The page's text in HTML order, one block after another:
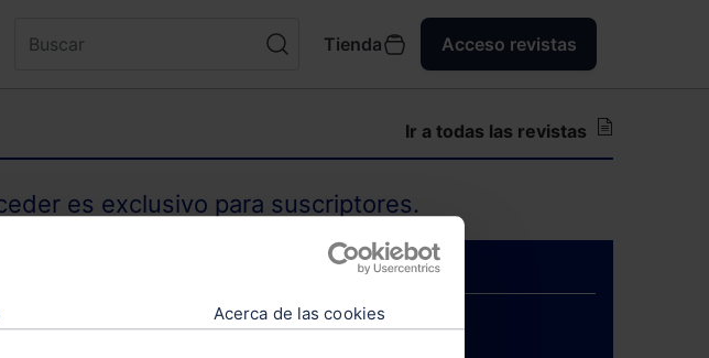
Acerca de las cookies
Tienda Acceso revistas
Ir a todas las revistas
es exclusivo para suscriptores.